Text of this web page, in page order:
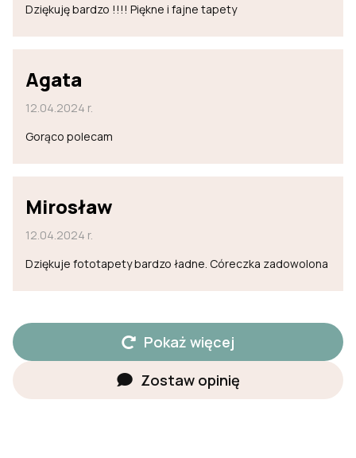
Dziękuję bardzo !!!! Piękne i fajne tapety
Agata
12.04.2024 r.
Gorąco polecam
Mirosław
12.04.2024 r.
Dziękuje fototapety bardzo ładne. Córeczka zadowolona
Pokaż więcej
Zostaw opinię